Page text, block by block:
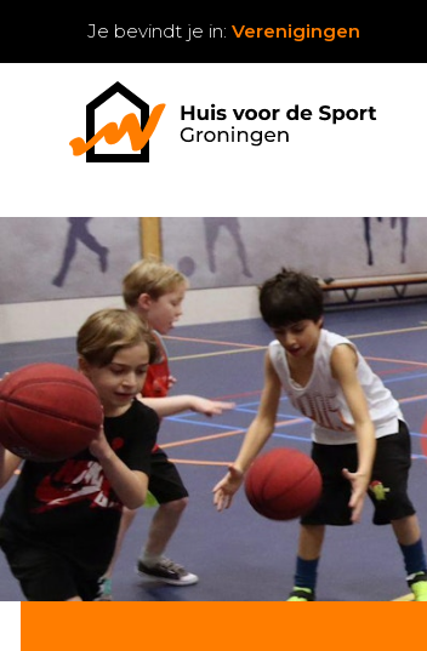
Je bevindt je in: Verenigingen